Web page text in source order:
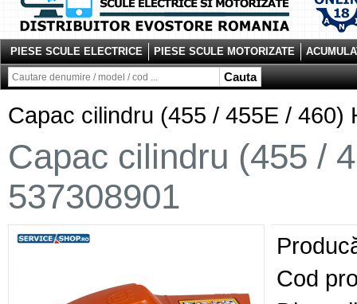
Cauta
PIESE SCULE ELECTRICE PIESE SCULE MOTORIZATE
Capac cilindru (455 / 455E / 460)
Capac cilindru (455 /
537308901
Cod